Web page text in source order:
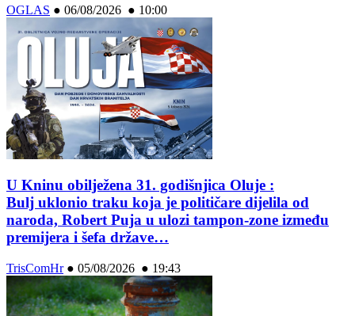
OGLAS ● 06/08/2026 ● 10:00
U Kninu obilježena 31. godišnjica Oluje :
Bulj uklonio traku koja je političare dijelila od
naroda, Robert Puja u ulozi tampon-zone između
premijera i šefa države…
TrisComHr● 05/08/2026 ● 19:43